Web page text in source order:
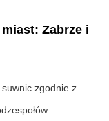
Zabrze i
zgodnie z